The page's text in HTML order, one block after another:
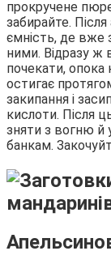
прокручене
забирайте.
ємність, де вже
ними. Відразу ж
почекати, опока
остигає
закипання і
кислоти. Після
зняти з вогню й
банкам.